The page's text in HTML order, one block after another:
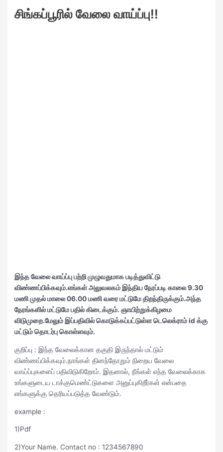
சிங்கப்பூரில் வேலை வாய்ப்பு!!
இந்த வேலை வாய்ப்பு பற்றி முழுவதுமாக படித்துவிட்டு
விண்ணப்பிக்கவும்.எங்கள் அலுவலகம் இந்திய நேரப்படி காலை 9.30
மணி முதல் மாலை 06.00 மணி வரை மட்டுமே திறந்திருக்கும்.அந்த
நேரங்களில் மட்டுமே பதில் கிடைக்கும். ஞாயிற்றுக்கிழமை
விடுமுறை.மேலும் இப்பதிவில் கொடுக்கப்பட்டுள்ள டெலெக்ராம் id க்கு
மட்டும் தொடர்பு கொள்ளவும்.
குறிப்பு : இந்த வேலைக்கான தகுதி இருந்தால் மட்டும்
விண்ணப்பிக்கவும்.நாங்கள் தினந்தோறும் நிறைய வேலை
வாய்ப்புகளைப் பதிவிடுகிறோம். இதனால், நீங்கள் எந்த வேலைக்காக
உங்களுடைய டாக்குமெண்ட்டுகளை அனுப்புகிறீர்கள் என்பதை
எங்களுக்கு தெரியப்படுத்த வேண்டும்.
example :
1)Pdf
2)Your Name. Contact no : 1234567890